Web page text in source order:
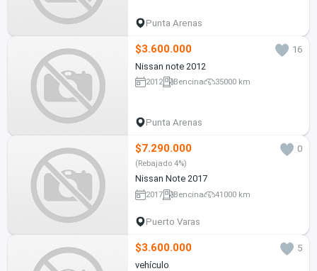
Punta Arenas
$3.600.000
16
Nissan note 2012
2012 Bencina 35000 km
Punta Arenas
$7.290.000 0
(Rebajado 4%)
Nissan Note 2017
2017 Bencina 41000 km
Puerto Varas
$3.600.000
5
vehículo